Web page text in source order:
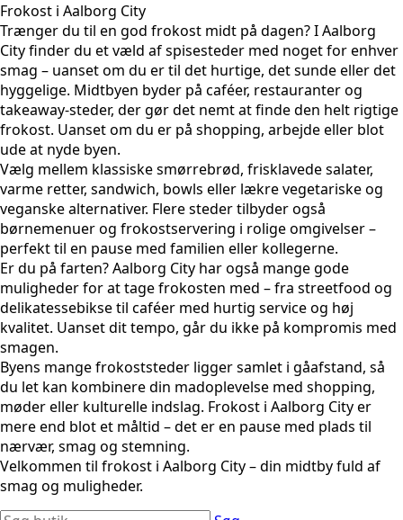
Frokost i Aalborg City
Trænger du til en god frokost midt på dagen? I Aalborg
City finder du et væld af spisesteder med noget for enhver
smag – uanset om du er til det hurtige, det sunde eller det
hyggelige. Midtbyen byder på caféer, restauranter og
takeaway-steder, der gør det nemt at finde den helt rigtige
frokost. Uanset om du er på shopping, arbejde eller blot
ude at nyde byen.
Vælg mellem klassiske smørrebrød, frisklavede salater,
varme retter, sandwich, bowls eller lækre vegetariske og
veganske alternativer. Flere steder tilbyder også
børnemenuer og frokostservering i rolige omgivelser –
perfekt til en pause med familien eller kollegerne.
Er du på farten? Aalborg City har også mange gode
muligheder for at tage frokosten med – fra streetfood og
delikatessebikse til caféer med hurtig service og høj
kvalitet. Uanset dit tempo, går du ikke på kompromis med
smagen.
Byens mange frokoststeder ligger samlet i gåafstand, så
du let kan kombinere din madoplevelse med shopping,
møder eller kulturelle indslag. Frokost i Aalborg City er
mere end blot et måltid – det er en pause med plads til
nærvær, smag og stemning.
Velkommen til frokost i Aalborg City – din midtby fuld af
smag og muligheder.